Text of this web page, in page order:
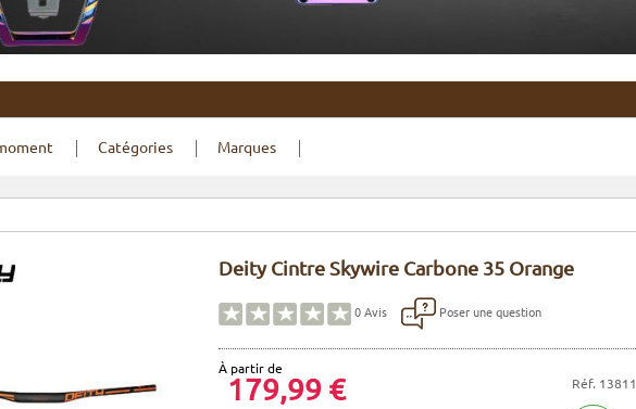
Catégories Marques
Deity Cintre Skywire Carbone 35 Orange
0Avis Poser une question
À partir de
179,99 € Réf. 13811